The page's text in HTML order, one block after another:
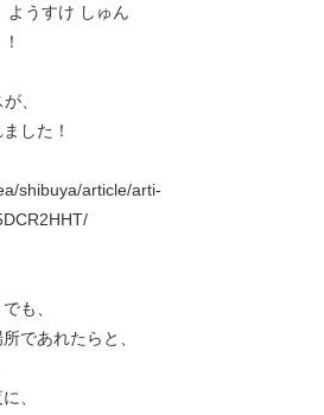
ようすけ しゅん
、
した！
shibuya/article/arti-
も、
であれたらと、
、